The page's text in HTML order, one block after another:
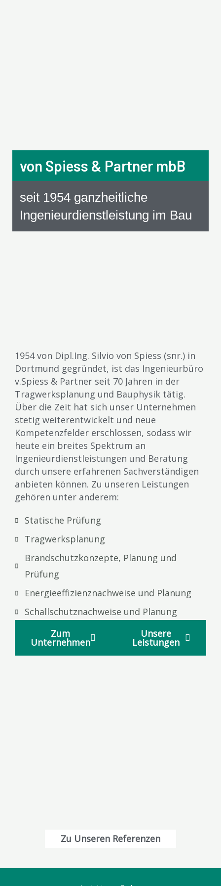
von Spiess & Partner mbB
seit 1954 ganzheitliche
Ingenieurdienstleistung im Bau
1954 von Dipl.Ing. Silvio von Spiess (snr.) in
Dortmund gegründet, ist das Ingenieurbüro
v.Spiess & Partner seit 70 Jahren in der
Tragwerksplanung und Bauphysik tätig.
Über die Zeit hat sich unser Unternehmen
stetig weiterentwickelt und neue
Kompetenzfelder erschlossen, sodass wir
heute ein breites Spektrum an
Ingenieurdienstleistungen und Beratung
durch unsere erfahrenen Sachverständigen
anbieten können. Zu unseren Leistungen
gehören unter anderem:
Statische Prüfung​​
Tragwerksplanung
Brandschutzkonzepte, Planung und
Prüfung
Energieeffizienznachweise und Planung
Schallschutznachweise und Planung
Zum
Unternehmen
Unsere
Leistungen
Zu Unseren Referenzen